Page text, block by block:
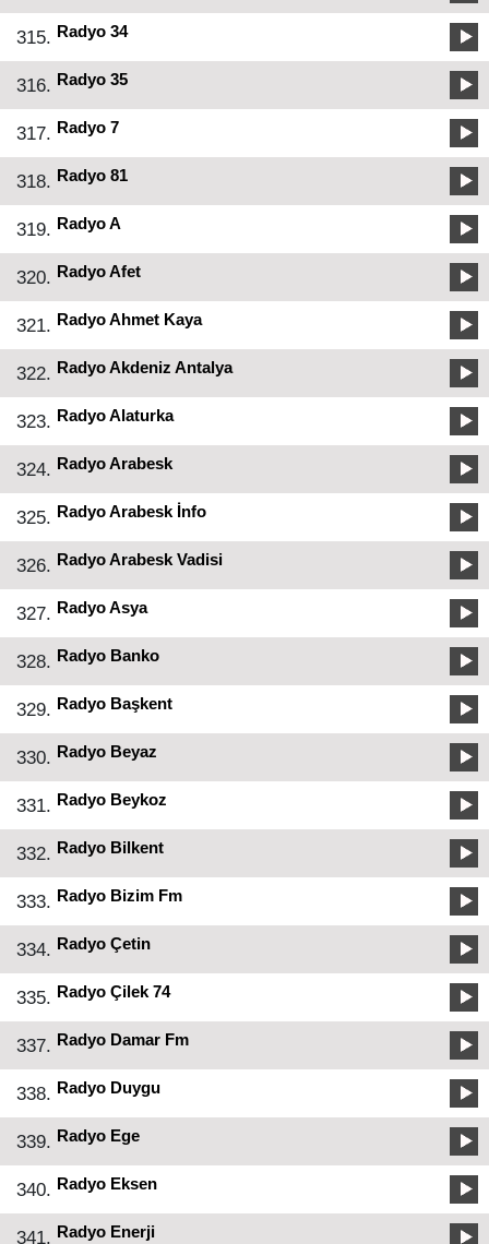
315. Radyo 34
316. Radyo 35
317. Radyo 7
318. Radyo 81
319. Radyo A
320. Radyo Afet
321. Radyo Ahmet Kaya
322. Radyo Akdeniz Antalya
323. Radyo Alaturka
324. Radyo Arabesk
325. Radyo Arabesk İnfo
326. Radyo Arabesk Vadisi
327. Radyo Asya
328. Radyo Banko
329. Radyo Başkent
330. Radyo Beyaz
331. Radyo Beykoz
332. Radyo Bilkent
333. Radyo Bizim Fm
334. Radyo Çetin
335. Radyo Çilek 74
337. Radyo Damar Fm
338. Radyo Duygu
339. Radyo Ege
340. Radyo Eksen
341. Radyo Enerji